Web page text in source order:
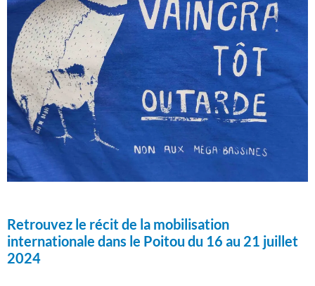
Retrouvez le récit de la mobilisation
internationale dans le Poitou du 16 au 21 juillet
2024